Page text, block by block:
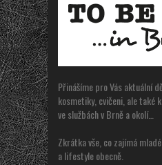
Přinášíme pro Vás aktuální
kosmetiky, cvičeni, ale také
ve službách v Brně a okolí…
Zkrátka vše, co zajímá
a lifestyle obecně.